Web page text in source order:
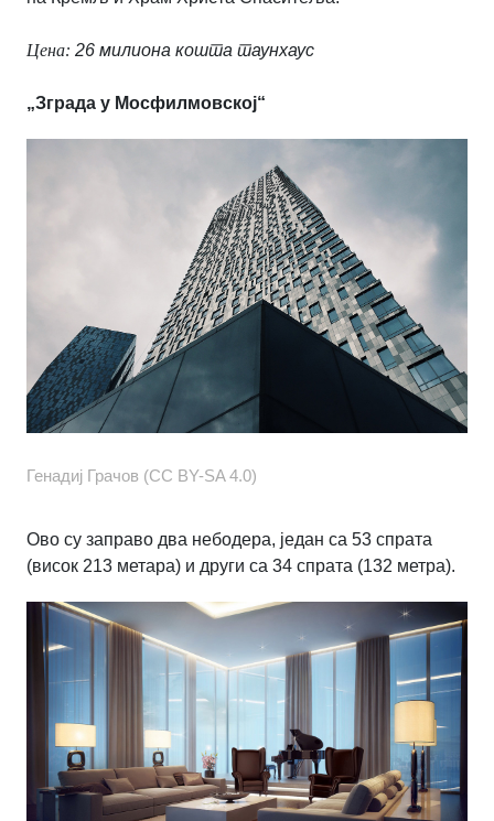
Цена: 26 милиона кошта таунхаус
„Зграда у Мосфилмовској“
Генадиј Грачов (CC BY-SA 4.0)
Ово су заправо два небодера, један са 53 спрата
(висок 213 метара) и други са 34 спрата (132 метра).